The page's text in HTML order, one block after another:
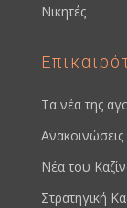
Νικητές
Τα νέα της
Ανακοινώσεις
Νέα του
Στρατηγική